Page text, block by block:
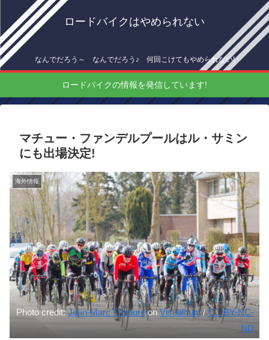
ロードバイクはやめられない
なんでだろう～ なんでだろう♪ 何回こけてもやめられない!
ロードバイクの情報を発信しています!
マチュー・ファンデルプールはル・サミン
にも出場決定!
海外情報
Photo credit:Jean-Marc Froidureon Visualhunt/CC BY-NC-
ND